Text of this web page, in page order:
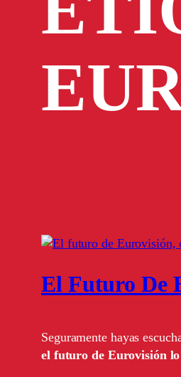
El Futuro De
Seguramente hayas
el futuro de Eurovisión